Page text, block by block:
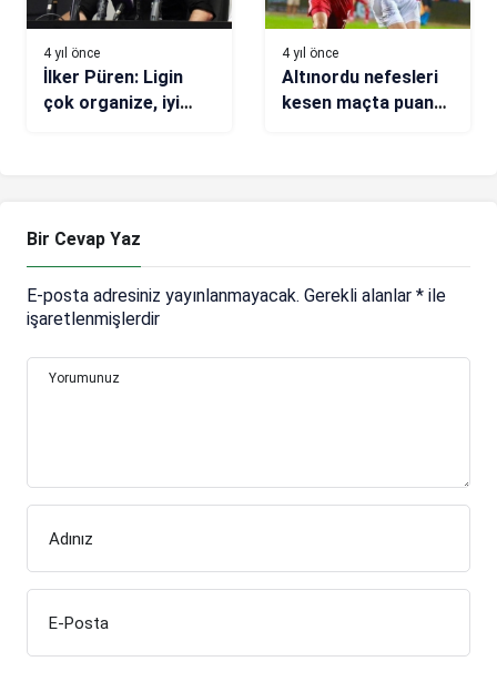
4 yıl önce
İlker Püren: Ligin
çok organize, iyi
4 yıl önce
Altınordu nefesleri
kesen maçta puan
Bir Cevap Yaz
E-posta adresiniz yayınlanmayacak. Gerekli alanlar * ile
işaretlenmişlerdir
Yorumunuz
Adınız
E-Posta